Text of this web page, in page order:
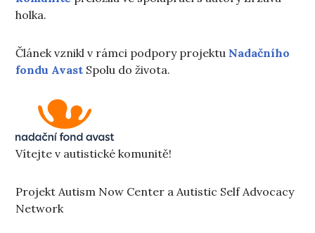
holka.
Článek vznikl v rámci podpory projektu Nadačního
fondu Avast Spolu do života.
Vítejte v autistické komunitě!
Projekt Autism Now Center a Autistic Self Advocacy
Network